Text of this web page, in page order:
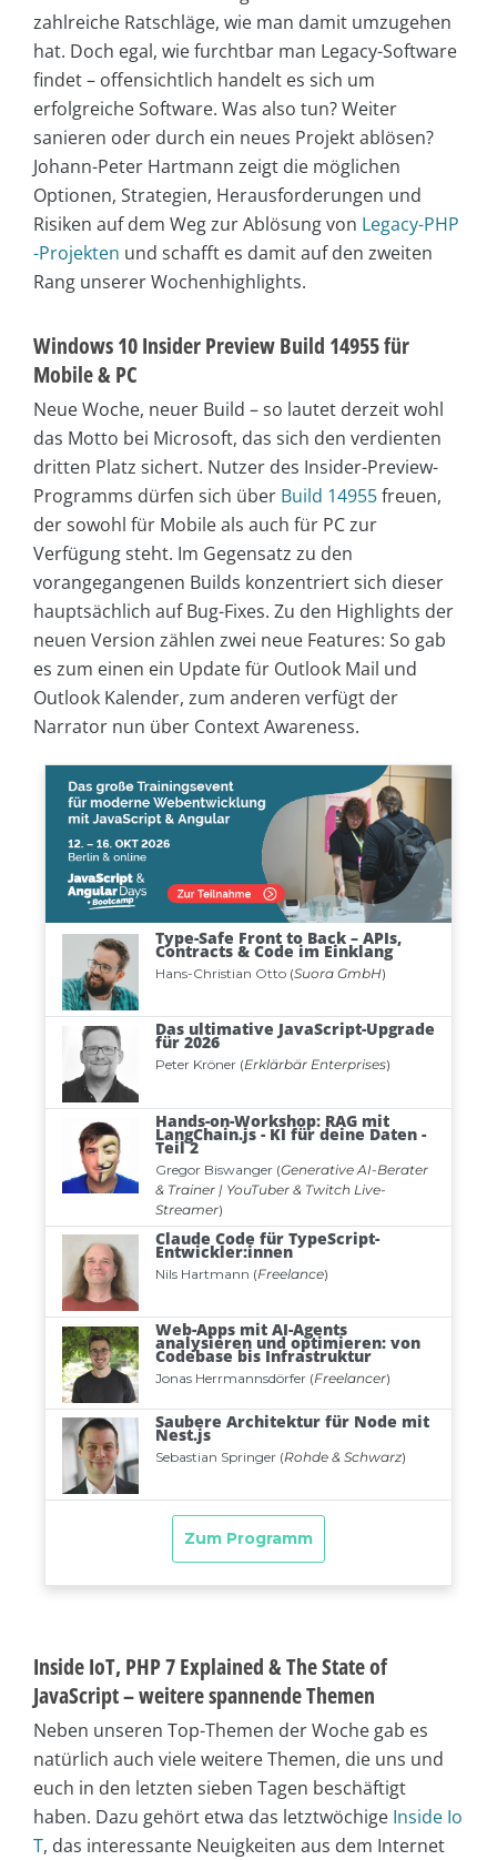
zahlreiche Ratschläge, wie man damit umzugehen
hat. Doch egal, wie furchtbar man Legacy-Software
findet – offensichtlich handelt es sich um
erfolgreiche Software. Was also tun? Weiter
sanieren oder durch ein neues Projekt ablösen?
Johann-Peter Hartmann zeigt die möglichen
Optionen, Strategien, Herausforderungen und
Risiken auf dem Weg zur Ablösung von Legacy-PHP
-Projekten und schafft es damit auf den zweiten
Rang unserer Wochenhighlights.
Windows 10 Insider Preview Build 14955 für
Mobile & PC
Neue Woche, neuer Build – so lautet derzeit wohl
das Motto bei Microsoft, das sich den verdienten
dritten Platz sichert. Nutzer des Insider-Preview-
Programms dürfen sich über Build 14955freuen,
der sowohl für Mobile als auch für PC zur
Verfügung steht. Im Gegensatz zu den
vorangegangenen Builds konzentriert sich dieser
hauptsächlich auf Bug-Fixes. Zu den Highlights der
neuen Version zählen zwei neue Features: So gab
es zum einen ein Update für Outlook Mail und
Outlook Kalender, zum anderen verfügt der
Narrator nun über Context Awareness.
Inside IoT, PHP 7 Explained & The State of
JavaScript – weitere spannende Themen
Neben unseren Top-Themen der Woche gab es
natürlich auch viele weitere Themen, die uns und
euch in den letzten sieben Tagen beschäftigt
haben. Dazu gehört etwa das letztwöchige Inside Io
T, das interessante Neuigkeiten aus dem Internet